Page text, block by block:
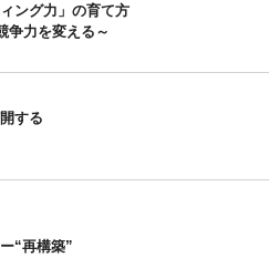
ング力」の育て方
争力を変える～
する
“再構築”